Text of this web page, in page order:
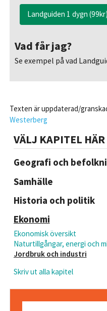
Landguiden 1 dygn (99kr)
Vad får jag?
Se exempel på vad
Texten är uppdaterad/
Westerberg
VÄLJ KAPITEL HÄR
Geografi och
Samhälle
Historia och politik
Ekonomi
Ekonomisk översikt
Naturtillgångar, energi och
Jordbruk och industri
Skriv ut alla kapitel